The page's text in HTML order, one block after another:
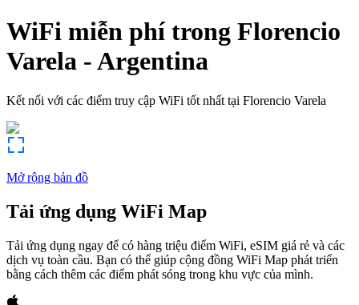
WiFi miễn phí trong Florencio
Varela -Argentina
Kết nối với các điểm truy cập WiFi tốt nhất tại Florencio Varela
Mở rộng bản đồ
Tải ứng dụng WiFi Map
Tải ứng dụng ngay để có hàng triệu điểm WiFi, eSIM giá rẻ và các
dịch vụ toàn cầu. Bạn có thể giúp cộng đồng WiFi Map phát triển
bằng cách thêm các điểm phát sóng trong khu vực của mình.